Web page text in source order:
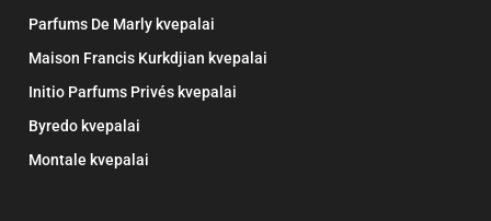
Parfums De Marly kvepalai
Maison Francis Kurkdjian kvepalai
Initio Parfums Privés kvepalai
Byredo kvepalai
Montale kvepalai